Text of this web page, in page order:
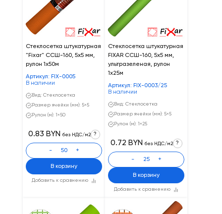
Стеклосетка штукатурная
"Fixar" CCШ-160, 5х5 мм,
рулон 1х50м
Артикул: FIX-0005
В наличии
Вид: Стеклосетка
Размер ячейки (мм): 5×5
Рулон (м): 1×50
Добавить к сравнению
0.83 BYN без НДС/м2 ?
- +
В корзину
Стеклосетка штукатурная
FIXAR CCШ-160, 5х5 мм,
ультразеленая, рулон
1х25м
Артикул: FIX-0003/25
В наличии
Вид: Стеклосетка
Размер ячейки (мм): 5×5
Рулон (м): 1×25
Добавить к сравнению
0.72 BYN без НДС/м2 ?
- +
В корзину